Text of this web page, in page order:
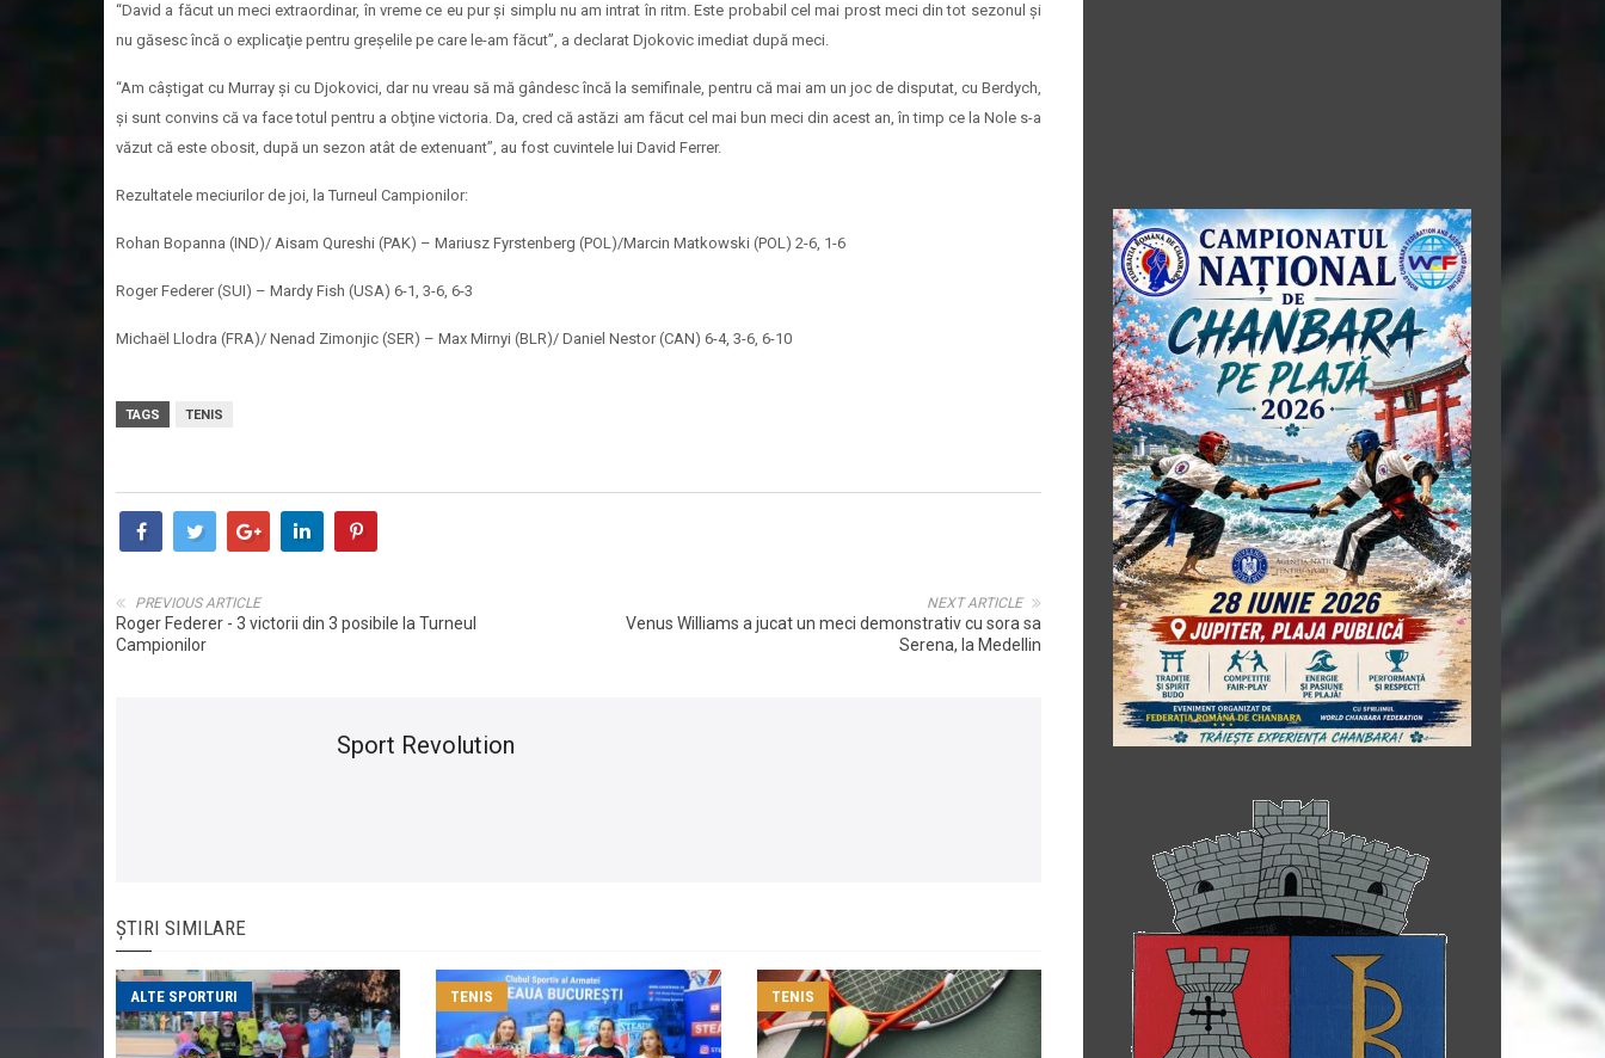
“David a făcut un meci extraordinar, în vreme ce eu pur şi simplu nu am intrat în ritm. Este probabil cel mai prost meci din tot sezonul şi
nu găsesc încă o explicaţie pentru greşelile pe care le-am făcut”, a declarat Djokovic imediat după meci.
“Am câştigat cu Murray şi cu Djokovici, dar nu vreau să mă gândesc încă la semifinale, pentru că mai am un joc de disputat, cu Berdych,
şi sunt convins că va face totul pentru a obţine victoria. Da, cred că astăzi am făcut cel mai bun meci din acest an, în timp ce la Nole s-a
văzut că este obosit, după un sezon atât de extenuant”, au fost cuvintele lui David Ferrer.
Rezultatele meciurilor de joi, la Turneul Campionilor:
Rohan Bopanna (IND)/ Aisam Qureshi (PAK) – Mariusz Fyrstenberg (POL)/Marcin Matkowski (POL) 2-6, 1-6
Roger Federer (SUI) – Mardy Fish (USA) 6-1, 3-6, 6-3
Michaël Llodra (FRA)/ Nenad Zimonjic (SER) – Max Mirnyi (BLR)/ Daniel Nestor (CAN) 6-4, 3-6, 6-10
TAGS TENIS
NEXT ARTICLE
Venus Williams a jucat un meci demonstrativ cu sora sa
Serena, la Medellin
PREVIOUS ARTICLE
Roger Federer - 3 victorii din 3 posibile la Turneul
Campionilor
Sport Revolution
ȘTIRI SIMILARE
ALTE SPORTURI TENIS TENIS